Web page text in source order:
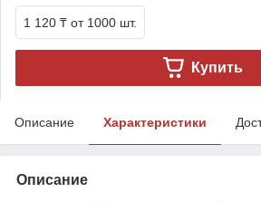
1 120 ₸ от 1000 шт.
Купить
Описание Характеристики
Описание